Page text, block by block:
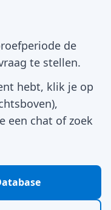
de
te stellen.
hebt, klik je op
een chat of zoek